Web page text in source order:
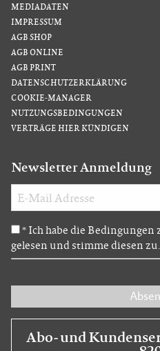
MEDIADATEN
IMPRESSUM
AGB SHOP
AGB ONLINE
AGB PRINT
DATENSCHUTZERKLÄRUNG
COOKIE-MANAGER
NUTZUNGSBEDINGUNGEN
VERTRÄGE HIER KÜNDIGEN
Newsletter Anmeldung
* Ich habe die
gelesen und stimme diesen zu.
Abo- und